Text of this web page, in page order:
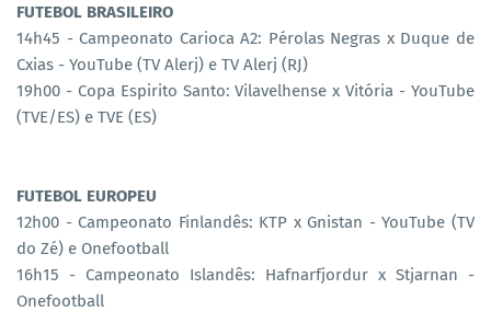
FUTEBOL BRASILEIRO
14h45 - Campeonato Carioca A2: Pérolas Negras x Duque de
Cxias - YouTube (TV Alerj) e TV Alerj (RJ)
19h00 - Copa Espirito Santo: Vilavelhense x Vitória - YouTube
(TVE/ES) e TVE (ES)
FUTEBOL EUROPEU
12h00 - Campeonato Finlandês: KTP x Gnistan - YouTube (TV
do Zé) e Onefootball
16h15 - Campeonato Islandês: Hafnarfjordur x Stjarnan -
Onefootball